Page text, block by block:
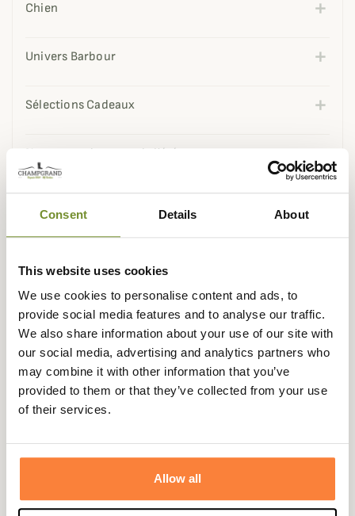
Consent Details About
This website uses cookies
We use cookies to personalise content and ads, to
provide social media features and to analyse our traffic.
We also share information about your use of our site with
our social media, advertising and analytics partners who
may combine it with other information that you’ve
provided to them or that they’ve collected from your use
of their services.
Allow all
Chien
Univers Barbour
Sélections Cadeaux
Nos coups de coeur de l'été
Sélection de printemps
Nouveautés Harkila
Utilisations par usage
Services